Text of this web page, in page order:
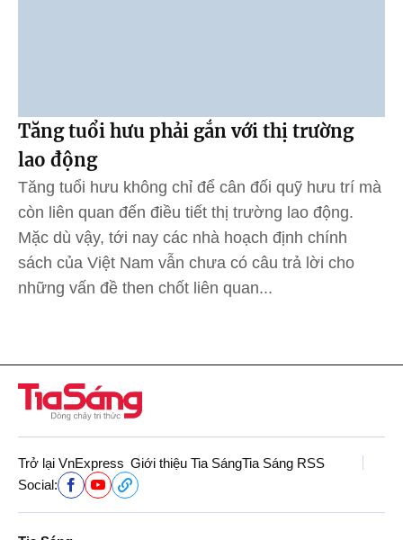
Tăng tuổi hưu phải gắn với thị trường
lao động
Tăng tuổi hưu không chỉ để cân đối quỹ hưu trí mà
còn liên quan đến điều tiết thị trường lao động.
Mặc dù vậy, tới nay các nhà hoạch định chính
sách của Việt Nam vẫn chưa có câu trả lời cho
những vấn đề then chốt liên quan...
Trở lại VnExpress Giới thiệu Tia SángTia Sáng RSS
Social: